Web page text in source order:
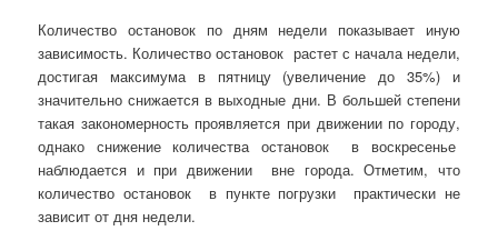
Количество остановок по дням недели показывает иную
зависимость. Количество остановок растет с начала недели,
достигая максимума в пятницу (увеличение до 35%) и
значительно снижается в выходные дни. В большей степени
такая закономерность проявляется при движении по городу,
однако снижение количества остановок в воскресенье
наблюдается и при движении вне города. Отметим, что
количество остановок в пункте погрузки практически не
зависит от дня недели.